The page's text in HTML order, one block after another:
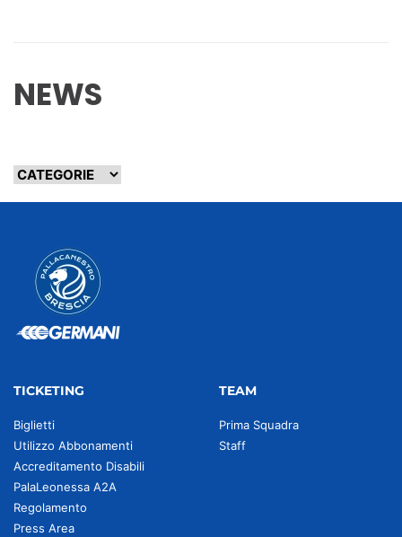
NEWS
TICKETING
Biglietti
Utilizzo Abbonamenti
Accreditamento Disabili
PalaLeonessa A2A
Regolamento
Press Area
TEAM
Prima Squadra
Staff